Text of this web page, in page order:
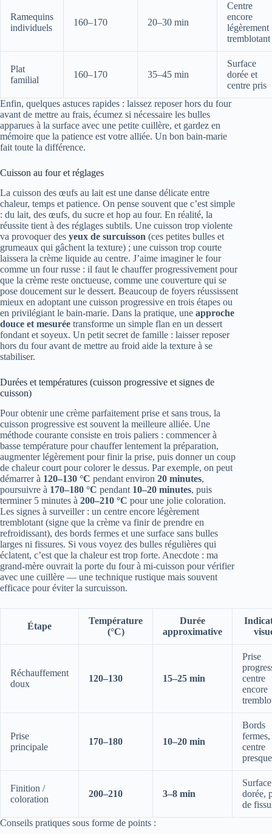
Ramequins
individuels
160–170 20–30 min
Centre
encore
légèrement
tremblotant
Plat
familial
160–170 35–45 min
Surface
dorée et
centre pris
Enfin, quelques astuces rapides : laissez reposer hors du four
avant de mettre au frais, écumez si nécessaire les bulles
apparues à la surface avec une petite cuillère, et gardez en
mémoire que la patience est votre alliée. Un bon bain-marie
fait toute la différence.
Cuisson au four et réglages
La cuisson des œufs au lait est une danse délicate entre
chaleur, temps et patience. On pense souvent que c’est simple
: du lait, des œufs, du sucre et hop au four. En réalité, la
réussite tient à des réglages subtils. Une cuisson trop violente
va provoquer des yeux de surcuisson (ces petites bulles et
grumeaux qui gâchent la texture) ; une cuisson trop courte
laissera la crème liquide au centre. J’aime imaginer le four
comme un four russe : il faut le chauffer progressivement pour
que la crème reste onctueuse, comme une couverture qui se
pose doucement sur le dessert. Beaucoup de foyers réussissent
mieux en adoptant une cuisson progressive en trois étapes ou
en privilégiant le bain-marie. Dans la pratique, une approche
douce et mesurée transforme un simple flan en un dessert
fondant et soyeux. Un petit secret de famille : laisser reposer
hors du four avant de mettre au froid aide la texture à se
stabiliser.
Durées et températures (cuisson progressive et signes de
cuisson)
Pour obtenir une crème parfaitement prise et sans trous, la
cuisson progressive est souvent la meilleure alliée. Une
méthode courante consiste en trois paliers : commencer à
basse température pour chauffer lentement la préparation,
augmenter légèrement pour finir la prise, puis donner un coup
de chaleur court pour colorer le dessus. Par exemple, on peut
démarrer à 120–130 °C pendant environ 20 minutes,
poursuivre à 170–180 °C pendant 10–20 minutes, puis
terminer 5 minutes à 200–210 °C pour une jolie coloration.
Les signes à surveiller : un centre encore légèrement
tremblotant (signe que la crème va finir de prendre en
refroidissant), des bords fermes et une surface sans bulles
larges ni fissures. Si vous voyez des bulles régulières qui
éclatent, c’est que la chaleur est trop forte. Anecdote : ma
grand-mère ouvrait la porte du four à mi-cuisson pour vérifier
avec une cuillère — une technique rustique mais souvent
efficace pour éviter la surcuisson.
Étape
Température
(°C)
Durée
approximative
Réchauffement
doux
120–130 15–25 min
Prise
centre
encore
Prise
principale
170–180 10–20 min
Bords
fermes,
centre
Finition /
coloration
200–210 3–8 min
Surface
dorée,
de
Conseils pratiques sous forme de points :